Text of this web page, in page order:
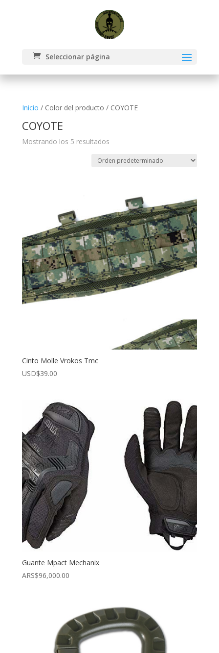
Seleccionar página
Inicio / Color del producto / COYOTE
COYOTE
Mostrando los 5 resultados
Cinto Molle Vrokos Tmc
USD$39.00
Guante Mpact Mechanix
ARS$96,000.00